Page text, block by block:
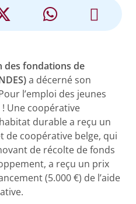
des fondations de
a décerné son
l’emploi des jeunes
! Une coopérative
durable a reçu un
de coopérative belge, qui
de récolte de fonds
a reçu un prix
(5.000 €) de l’aide